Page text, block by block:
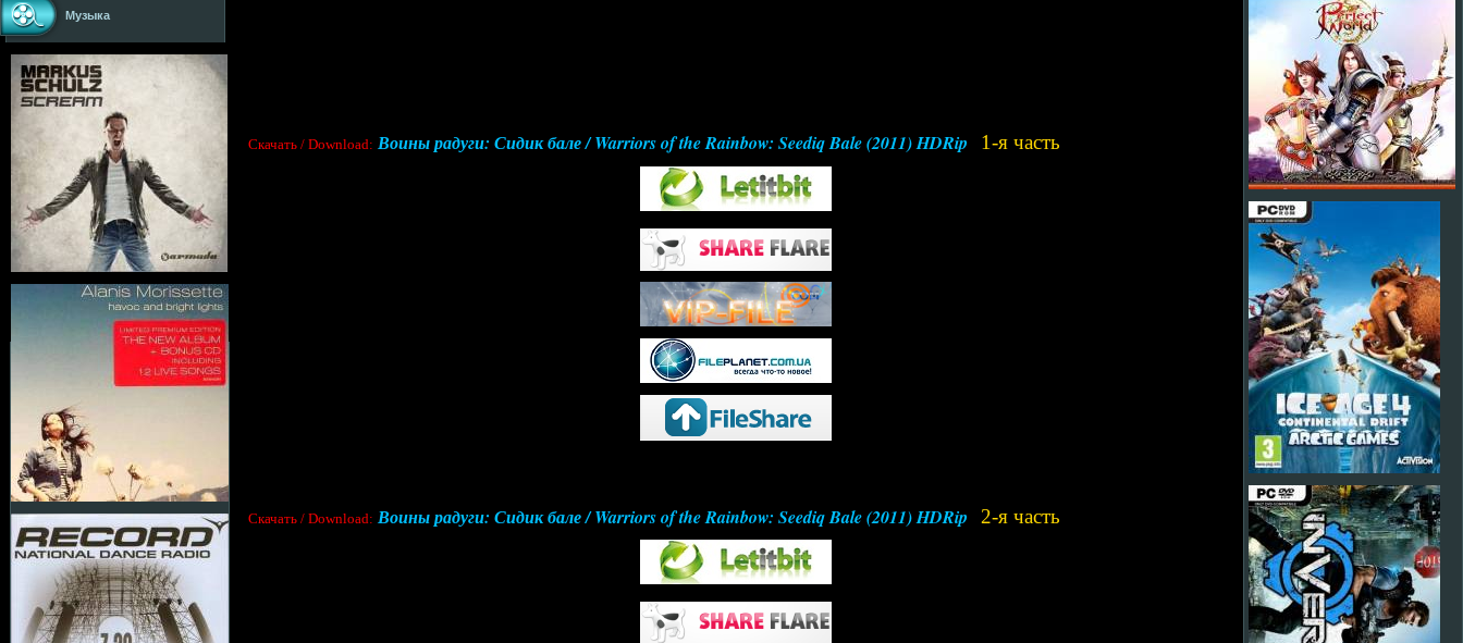
Музыка
Скачать / Download: Воины радуги: Сидик бале / Warriors of the Rainbow: Seediq Bale (2011) HDRip 1-я часть
Скачать / Download: Воины радуги: Сидик бале / Warriors of the Rainbow: Seediq Bale (2011) HDRip 2-я часть